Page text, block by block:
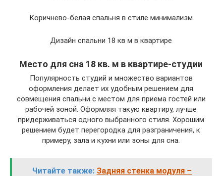
Коричнево-белая спальня в стиле минимализм
Дизайн спальни 18 кв м в квартире
Место для сна 18 кв. м в квартире-студии
Популярность студий и множество вариантов
оформления делает их удобным решением для
совмещения спальни с местом для приема гостей или
рабочей зоной. Оформляя такую квартиру, лучше
придерживаться одного выбранного стиля. Хорошим
решением будет перегородка для разграничения, к
примеру, зала и кухни или зоны для сна.
Читайте также: Задняя стенка модуля –